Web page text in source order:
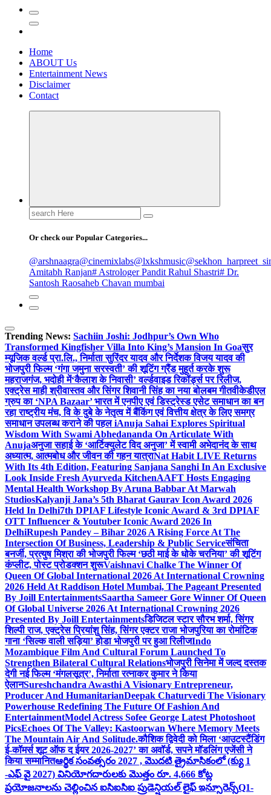
Home
ABOUT Us
Entertainment News
Disclaimer
Contact
Search
for:
Or check our Popular Categories...
@arshnaagra@cinemixlabs@lxkshmusic
Amitabh Ranjan# Astrologer Pandit Rahul Shastri# Dr.
Santosh Raosaheb Chavan mumbai
Trending News: Sachiin Joshi: Jodhpur’s Own Who
Transformed Kingfisher Villa Into King’s Mansion In Goaसुर
म्यूजिक वर्ल्ड प्रा.लि., निर्माता सुरिंदर यादव और निर्देशक विजय यादव की
भोजपुरी फिल्म ‘गंगा जमुना सरस्वती’ की शूटिंग ग्रैंड मुहूर्त करके शुरू
महराजगंज, भदोही में‘कैलाश के निवासी’ वर्ल्डवाइड रिकॉर्ड्स पर रिलीज,
एक्ट्रेस माही श्रीवास्तव और सिंगर शिवानी सिंह का नया बोलबम गीतवीकेडीएल
ग्रुप का ‘NPA Bazaar’ भारत में एनपीए एवं डिस्ट्रेस्ड एसेट समाधान का बन
रहा राष्ट्रीय मंच, वि के दुबे के नेतृत्व में बैंकिंग एवं वित्तीय क्षेत्र के लिए समग्र
समाधान उपलब्ध कराने की पहल iAnuja Sahai Explores Spiritual
Wisdom With Swami Abhedananda On Articulate With
Anujaअनुजा सहाई के ‘आर्टिक्युलेट विद अनुजा’ में स्वामी अभेदानंद के साथ
अध्यात्म, आत्मबोध और जीवन की गहन यात्राNat Habit LIVE Returns
With Its 4th Edition, Featuring Sanjana Sanghi In An Exclusive
Look Inside Fresh Ayurveda KitchenAAFT Hosts Engaging
Mental Health Workshop By Aruna Babbar At Marwah
StudiosKalyanji Jana’s 5th Bharat Gaurav Icon Award 2026
Held In Delhi7th DPIAF Lifestyle Iconic Award & 3rd DPIAF
OTT Influencer & Youtuber Iconic Award 2026 In
DelhiRupesh Pandey – Bihar 2026 A Rising Force At The
Intersection Of Business, Leadership & Public Serviceसंचिता
बनर्जी, प्रत्युष मिश्रा की भोजपुरी फिल्म ‘छठी माई के धोके चरनिया’ की शूटिंग
कंप्लीट, पोस्ट प्रोडक्शन शुरूVaishnavi Chalke The Winner Of
Queen Of Global International 2026 At International Crowning
2026 Held At Raddison Hotel Mumbai, The Pageant Presented
By Joill EntertainmentsSaartha Sameer Gore Winner Of Queen
Of Global Universe 2026 At International Crowning 2026
Presented By Joill Entertainmentsडिजिटल स्टार सौरभ शर्मा, सिंगर
शिल्पी राज, एक्ट्रेस प्रियांशु सिंह, सिंगर एक्टर राजा भोजपुरिया का रोमांटिक
गाना ‘सिल्क वाली सड़िया’ होडा भोजपुरी पर हुआ रिलीजIndo
Mozambique Film And Cultural Forum Launched To
Strengthen Bilateral Cultural Relationsभोजपुरी सिनेमा में जल्द दस्तक
देगी नई फिल्म ‘मंगलसूत्र’, निर्माता रत्नाकर कुमार ने किया
ऐलानSureshchandra Awasthi A Visionary Entrepreneur,
Producer And HumanitarianDeepak Chaturvedi The Visionary
Powerhouse Redefining The Future Of Fashion And
EntertainmentModel Actress Sofee George Latest Photoshoot
PicsEchoes Of The Valley: Kastoorwan Where Memory Meets
The Mountain Air And Solitude.कौशिक द्विवेदी को मिला ‘आउटस्टैंडिंग
ई-कॉमर्स शूट ऑफ द ईयर 2026-2027’ का अवॉर्ड, सपने मॉडलिंग एजेंसी ने
किया सम्मानितఆర్థిక సంవత్సరం 2027 , మొదటి త్రైమాసికంలో (క్యు 1
-ఎఫ్ వై 2027) వినియోగదారులకు మొత్తం రూ. 4,666 కోట్ల
ప్రయోజనాలను చెల్లించిన ఐసిఐసిఐ ప్రుడెన్షియల్ లైఫ్ ఇన్సూరెన్స్Q1-